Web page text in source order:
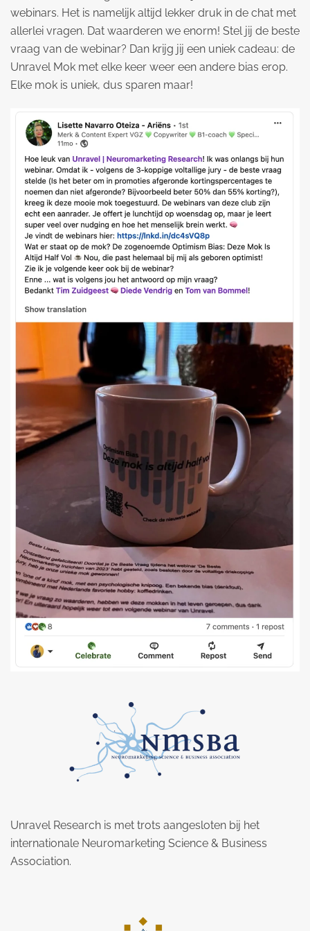
webinars. Het is namelijk altijd lekker druk in de chat met
allerlei vragen. Dat waarderen we enorm! Stel jij de beste
vraag van de webinar? Dan krijg jij een uniek cadeau: de
Unravel Mok met elke keer weer een andere bias erop.
Elke mok is uniek, dus sparen maar!
Unravel Research is met trots aangesloten bij het
internationale Neuromarketing Science & Business
Association.